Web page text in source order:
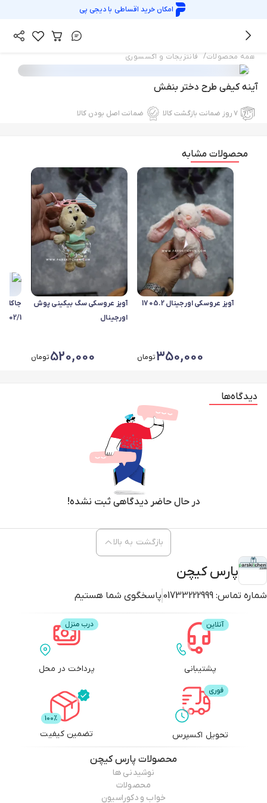
امکان خرید اقساطی بادیجی پی
همه محصولات/ فانتزیجات و اکسسوری
آینه کیفی طرح دختر بنفش
۷ روز ضمانت بازگشت کالا ضمانت اصل بودن کالا
محصولات مشابه
آویز عروسکی اورجینال 1705.2
350,000تومان
آویز عروسکی سگ بیکینی پوش
اورجینال
520,000تومان
1702/1
دیدگاه‌ها
در حال حاضر دیدگاهی ثبت نشده!
پارس کیچن
شماره تماس: 01733222999 پاسخگوی شما هستیم
بازگشت به بالا
پشتیبانی پرداخت در محل
تحویل اکسپرس تضمین کیفیت
محصولات پارس کیچن
نوشیدنی ها
محصولات
خواب و دکوراسیون